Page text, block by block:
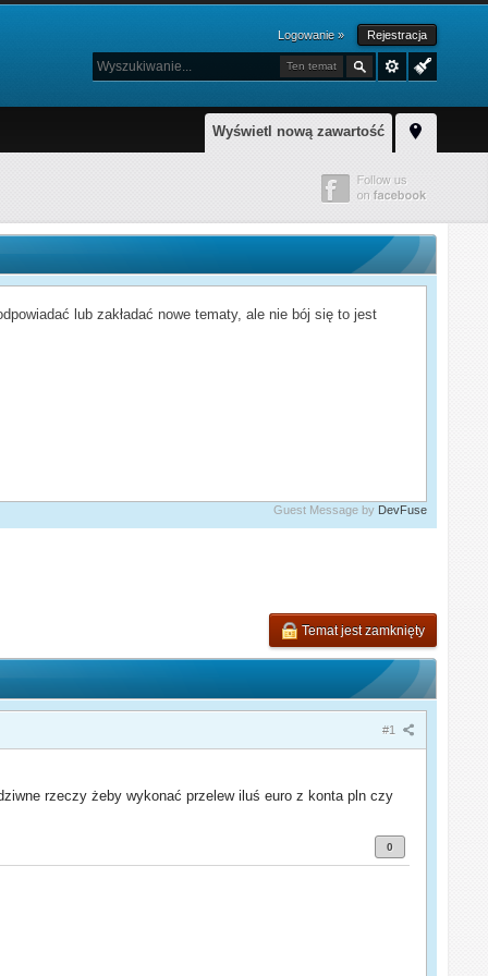
Logowanie » Rejestracja
Ten temat
Wyświetl nową zawartość
lub zakładać nowe tematy, ale nie bój się to jest
Guest Message by DevFuse
Temat jest zamknięty
#1
rzeczy żeby wykonać przelew iluś euro z konta pln czy
0